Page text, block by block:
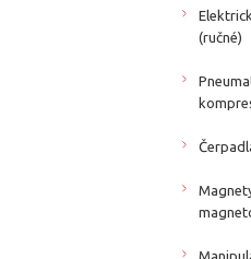
(ručné)